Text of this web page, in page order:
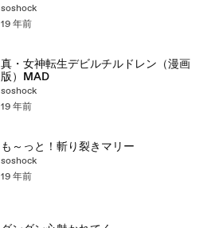
soshock
19 年前
真・女神転生デビルチルドレン（漫画
版）MAD
soshock
19 年前
も～っと！斬り裂きマリー
soshock
19 年前